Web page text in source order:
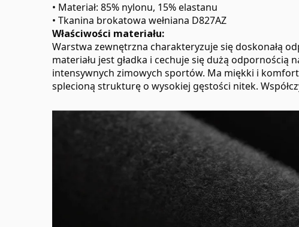
• Materiał: 85% nylonu, 15% elastanu
• Tkanina brokatowa wełniana D827AZ
Właściwości materiału:
Warstwa zewnętrzna charakteryzuje się doskonałą
materiału jest gładka i cechuje się dużą
intensywnych zimowych sportów. Ma miękki i
splecioną strukturę o wysokiej gęstości nitek.